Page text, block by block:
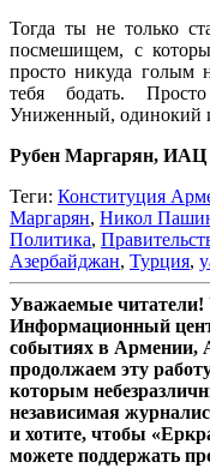
Тогда ты не только
посмешищем, с
просто никуда голым
тебя бодать.
Униженный, одинокий
Рубен Маргарян, ИАЦ
Теги: Конституция
Маргарян, Никол
Политика,
Азербайджан, Турция,
Уважаемые читатели!
Информационный
событиях в Армении,
продолжаем эту
которым
независимая
и хотите, чтобы
можете поддержать